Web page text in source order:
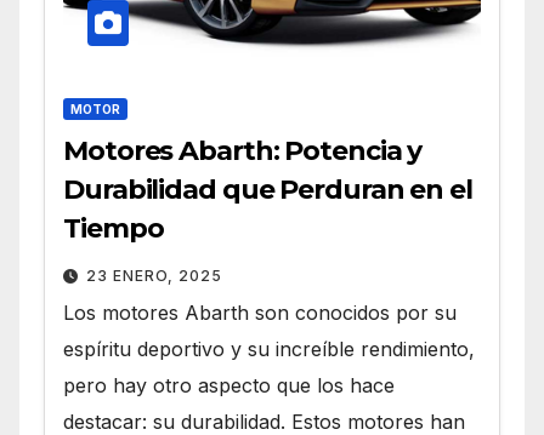
MOTOR
Motores Abarth: Potencia y
Durabilidad que Perduran en el
Tiempo
23 ENERO, 2025
Los motores Abarth son conocidos por su
espíritu deportivo y su increíble rendimiento,
pero hay otro aspecto que los hace
destacar: su durabilidad. Estos motores han